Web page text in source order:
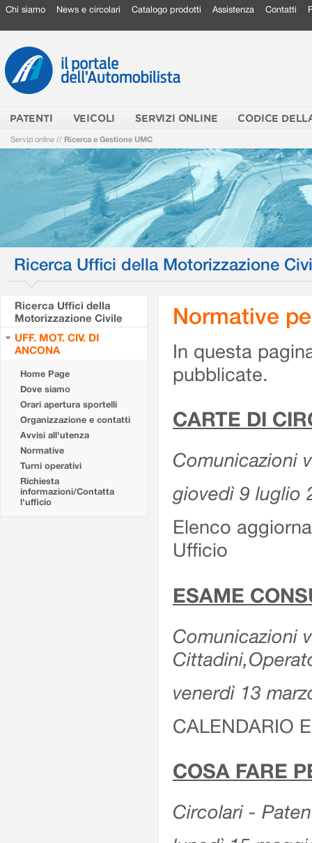
Chi siamo News e circolari Catalogo prodotti Assistenza Contatti
PATENTI VEICOLI SERVIZI ONLINE CODICE
Servizi online // Ricerca e Gestione UMC
Ricerca Uffici della Motorizzazione
Ricerca Uffici della
Motorizzazione Civile
UFF. MOT. CIV. DI
ANCONA
Home Page
Dove siamo
Orari apertura sportelli
Organizzazione e contatti
Avvisi all'utenza
Normative
Turni operativi
Richiesta
informazioni/Contatta
l'ufficio
Normative
In questa
pubblicate.
CARTE DI
Comunicazioni
giovedì 9 luglio
Elenco
Ufficio
ESAME
Comunicazioni
venerdì 13
CALENDARIO
COSA FARE
Circolari -